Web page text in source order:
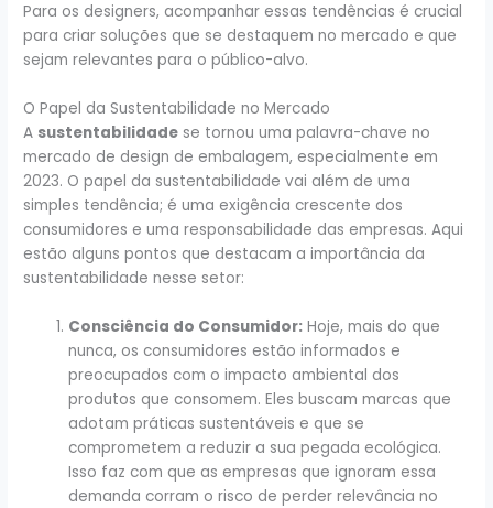
Para os designers, acompanhar essas tendências é crucial
para criar soluções que se destaquem no mercado e que
sejam relevantes para o público-alvo.
O Papel da Sustentabilidade no Mercado
A sustentabilidade se tornou uma palavra-chave no
mercado de design de embalagem, especialmente em
2023. O papel da sustentabilidade vai além de uma
simples tendência; é uma exigência crescente dos
consumidores e uma responsabilidade das empresas. Aqui
estão alguns pontos que destacam a importância da
sustentabilidade nesse setor:
Consciência do Consumidor: Hoje, mais do que
nunca, os consumidores estão informados e
preocupados com o impacto ambiental dos
produtos que consomem. Eles buscam marcas que
adotam práticas sustentáveis e que se
comprometem a reduzir a sua pegada ecológica.
Isso faz com que as empresas que ignoram essa
demanda corram o risco de perder relevância no